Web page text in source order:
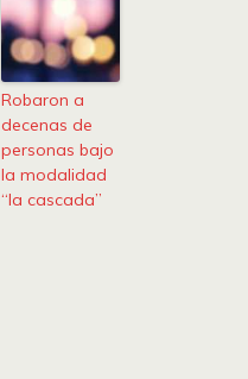
Robaron a
decenas de
personas bajo
la modalidad
“la cascada”